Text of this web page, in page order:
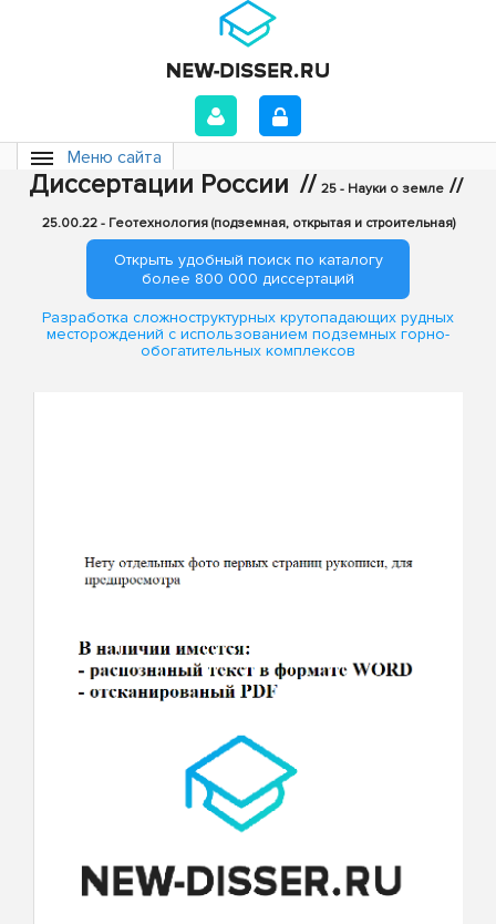
Меню сайта
Диссертации России // 25 - Науки о земле //
25.00.22 - Геотехнология (подземная, открытая и строительная)
Открыть удобный поиск по каталогу
более 800 000 диссертаций
Разработка сложноструктурных крутопадающих рудных
месторождений с использованием подземных горно-
обогатительных комплексов